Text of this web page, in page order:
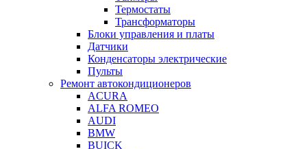
Термостаты
Трансформаторы
Блоки управления и платы
Датчики
Конденсаторы электрические
Пульты
Ремонт автокондиционеров
ACURA
ALFA ROMEO
AUDI
BMW
BUICK